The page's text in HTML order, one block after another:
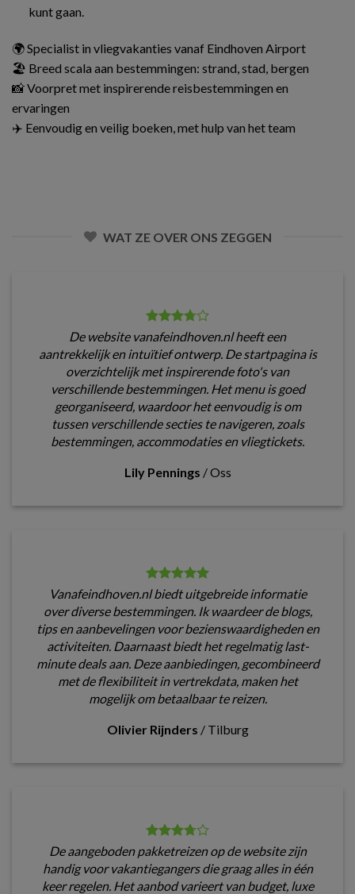
kunt gaan.
🌍 Specialist in vliegvakanties vanaf Eindhoven Airport
🏖️ Breed scala aan bestemmingen: strand, stad, bergen
📸 Voorpret met inspirerende reisbestemmingen en
ervaringen
✈️ Eenvoudig en veilig boeken, met hulp van het team
WAT ZE OVER ONS ZEGGEN
De website vanafeindhoven.nl heeft een
aantrekkelijk en intuïtief ontwerp. De startpagina is
overzichtelijk met inspirerende foto's van
verschillende bestemmingen. Het menu is goed
georganiseerd, waardoor het eenvoudig is om
tussen verschillende secties te navigeren, zoals
bestemmingen, accommodaties en vliegtickets.
Lily Pennings /Oss
Vanafeindhoven.nl biedt uitgebreide informatie
over diverse bestemmingen. Ik waardeer de blogs,
tips en aanbevelingen voor bezienswaardigheden en
activiteiten. Daarnaast biedt het regelmatig last-
minute deals aan. Deze aanbiedingen, gecombineerd
met de flexibiliteit in vertrekdata, maken het
mogelijk om betaalbaar te reizen.
Olivier Rijnders / Tilburg
De aangeboden pakketreizen op de website zijn
handig voor vakantiegangers die graag alles in één
keer regelen. Het aanbod varieert van budget, luxe